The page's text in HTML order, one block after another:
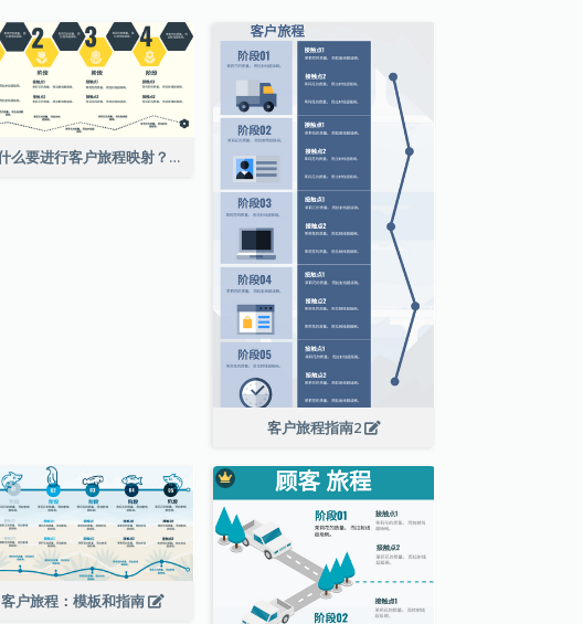
为什么要进行客户旅程映射？
客户旅程指南2
客户旅程：模板和指南